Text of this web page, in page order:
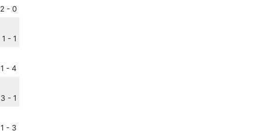
2 - 0
1 - 1
1 - 4
3 - 1
1 - 3